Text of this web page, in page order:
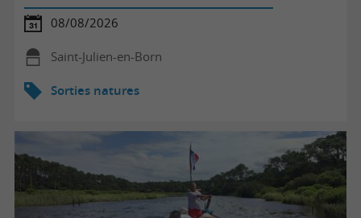
08/08/2026
Saint-Julien-en-Born
Sorties natures